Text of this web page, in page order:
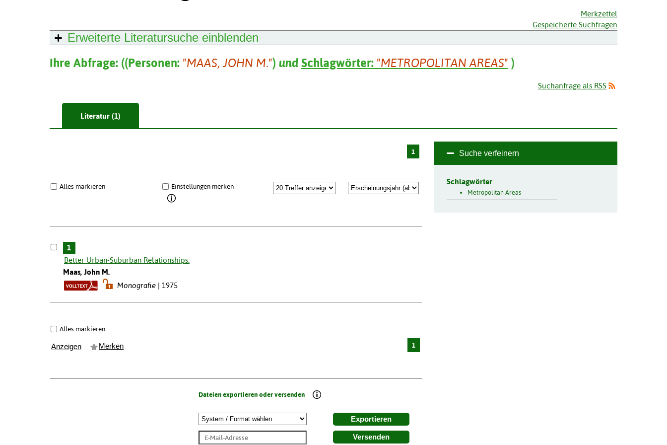
Merkzettel
Gespeicherte Suchfragen
Erweiterte Literatursuche einblenden
Ihre Abfrage: ((Personen: "MAAS, JOHN M.") und Schlagwörter: "METROPOLITAN AREAS" )
Suchanfrage als RSS
Literatur (1)
1
Alles markieren Einstellungen merken
1
Better Urban-Suburban Relationships.
Maas, John M.
Monografie
1975
Alles markieren
Anzeigen Merken 1
Dateien exportieren oder versenden
Exportieren
Versenden
Suche verfeinern
Schlagwörter
Metropolitan Areas